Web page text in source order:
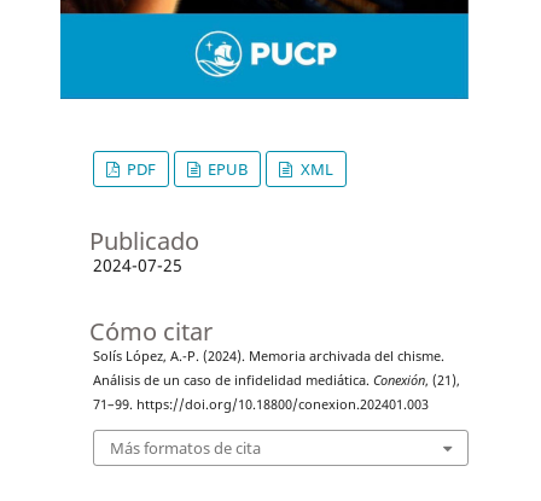
PDF EPUB XML
Publicado
2024-07-25
Cómo citar
Solís López, A.-P. (2024). Memoria archivada del chisme.
Análisis de un caso de infidelidad mediática. Conexión, (21),
71–99. https://doi.org/10.18800/conexion.202401.003
Más formatos de cita